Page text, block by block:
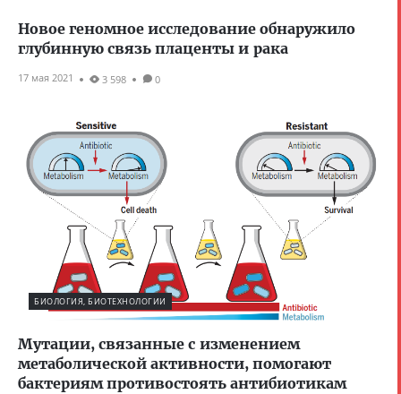
Новое геномное исследование обнаружило
глубинную связь плаценты и рака
17 мая 2021 3 598 0
БИОЛОГИЯ, БИОТЕХНОЛОГИИ
Мутации, связанные с изменением
метаболической активности, помогают
бактериям противостоять антибиотикам